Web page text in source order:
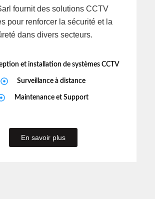
fournit des solutions CCTV
pour renforcer la sécurité et la
dans divers secteurs.
et installation de systèmes CCTV
Surveillance à distance
Maintenance et Support
En savoir plus